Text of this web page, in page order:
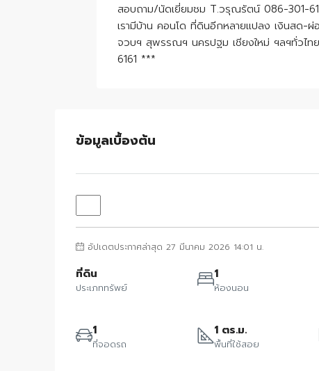
สอบถาม/นัดเยี่ยมชม T.วรุณรัตน์ 086-301-
เรามีบ้าน คอนโด ที่ดินอีกหลายแปลง เงินสด-
จวบฯ สุพรรณฯ นครปฐม เชียงใหม่ ฯลฯทั่วไท
6161 ***
ข้อมูลเบื้องต้น
อัปเดตประกาศล่าสุด 27 มีนาคม 2026 14:01 น.
ที่ดิน
ประเภททรัพย์
1
ห้องนอน
1
ที่จอดรถ
1 ตร.ม.
พื้นที่ใช้สอย